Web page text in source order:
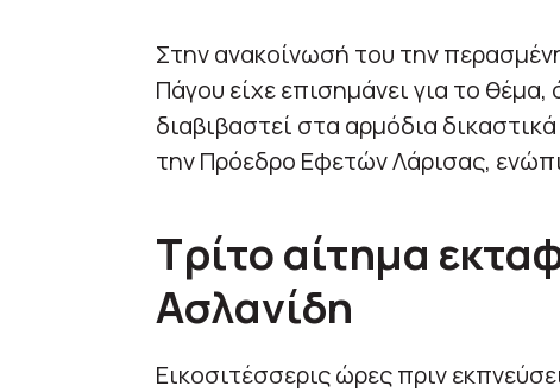
Στην ανακοίνωσή του την
Πάγου είχε επισημάνει για το
διαβιβαστεί στα αρμόδια
την Πρόεδρο Εφετών Λάρισας,
Τρίτο αίτημα
Ασλανίδη
Εικοσιτέσσερις ώρες πριν